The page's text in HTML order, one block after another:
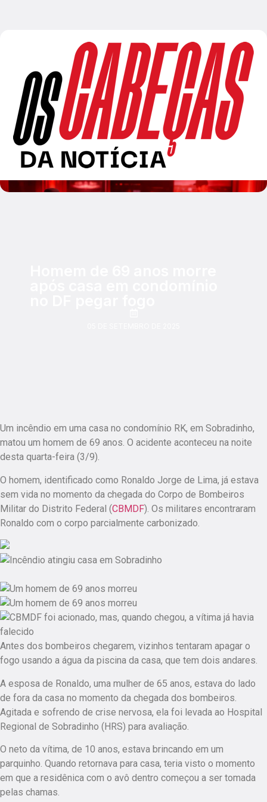
Um incêndio em uma casa no condomínio RK, em Sobradinho,
matou um homem de 69 anos. O acidente aconteceu na noite
desta quarta-feira (3/9).
O homem, identificado como Ronaldo Jorge de Lima, já estava
sem vida no momento da chegada do Corpo de Bombeiros
Militar do Distrito Federal (CBMDF). Os militares encontraram
Ronaldo com o corpo parcialmente carbonizado.
Antes dos bombeiros chegarem, vizinhos tentaram apagar o
fogo usando a água da piscina da casa, que tem dois andares.
A esposa de Ronaldo, uma mulher de 65 anos, estava do lado
de fora da casa no momento da chegada dos bombeiros.
Agitada e sofrendo de crise nervosa, ela foi levada ao Hospital
Regional de Sobradinho (HRS) para avaliação.
O neto da vítima, de 10 anos, estava brincando em um
parquinho. Quando retornava para casa, teria visto o momento
em que a residênica com o avô dentro começou a ser tomada
pelas chamas.